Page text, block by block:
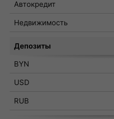
Автокредит
Недвижимость
Депозиты
BYN
USD
RUB